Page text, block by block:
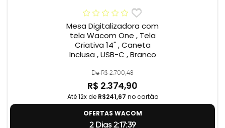
Mesa Digitalizadora com
tela Wacom One , Tela
Criativa 14" , Caneta
Inclusa , USB-C , Branco
De R$ 2.700,48
R$ 2.374,90
Até 12x de R$241,67 no cartão
OFERTAS WACOM
2 Dias 2:17:38